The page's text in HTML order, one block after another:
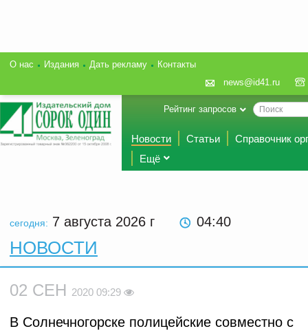
О нас Издания Дать рекламу
Контакты
news@id41.ru
Рейтинг запросов
Новости Статьи
Справочник
Ещё
сегодня: 7 августа 2026 г 04:40
НОВОСТИ
02 СЕН 2020 09:29
В Солнечногорске полицейские совместно с